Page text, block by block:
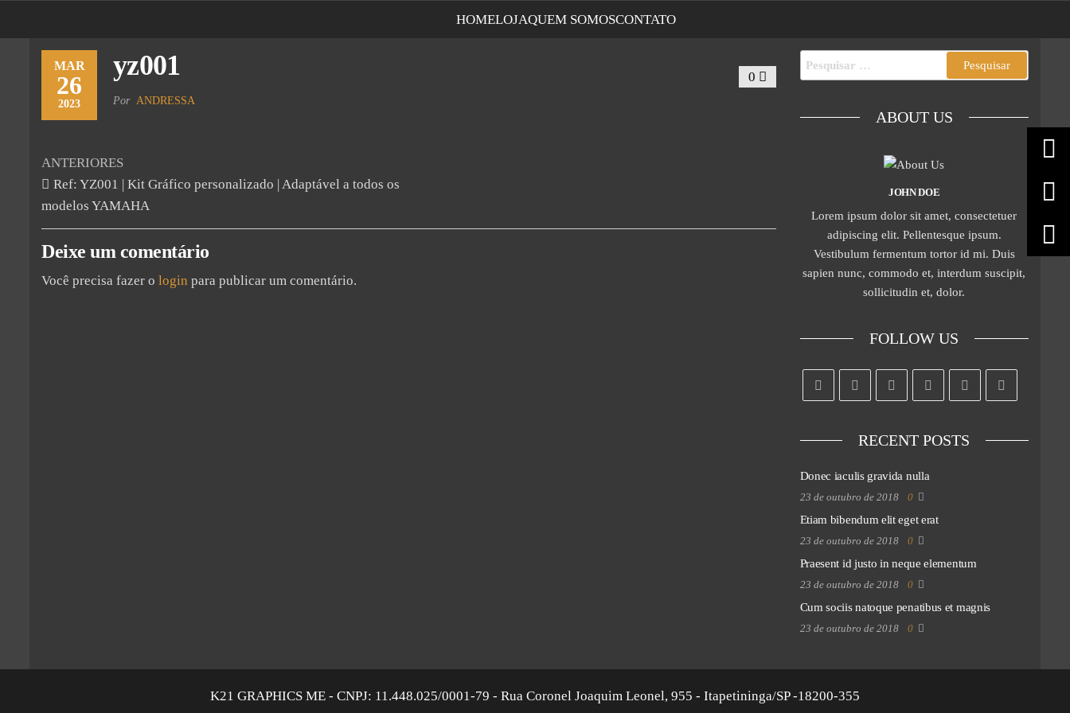
HOMELOJAQUEM SOMOSCONTATO
MAR
26
2023
0
yz001
Por ANDRESSA
ANTERIORES
Ref: YZ001 | Kit Gráfico personalizado | Adaptável a todos os
modelos YAMAHA
Deixe um comentário
Você precisa fazer o login para publicar um comentário.
ABOUT US
JOHN DOE
Lorem ipsum dolor sit amet, consectetuer
adipiscing elit. Pellentesque ipsum.
Vestibulum fermentum tortor id mi. Duis
sapien nunc, commodo et, interdum suscipit,
sollicitudin et, dolor.
FOLLOW US
RECENT POSTS
Donec iaculis gravida nulla
23 de outubro de 2018 0
Etiam bibendum elit eget erat
23 de outubro de 2018 0
Praesent id justo in neque elementum
23 de outubro de 2018 0
Cum sociis natoque penatibus et magnis
23 de outubro de 2018 0
K21 GRAPHICS ME - CNPJ: 11.448.025/0001-79 - Rua Coronel Joaquim Leonel, 955 - Itapetininga/SP -18200-355